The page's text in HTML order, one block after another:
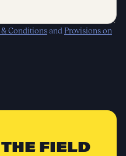
& Conditionsand Provisions on
FIELD